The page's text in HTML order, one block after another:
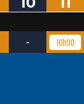
- 10h00